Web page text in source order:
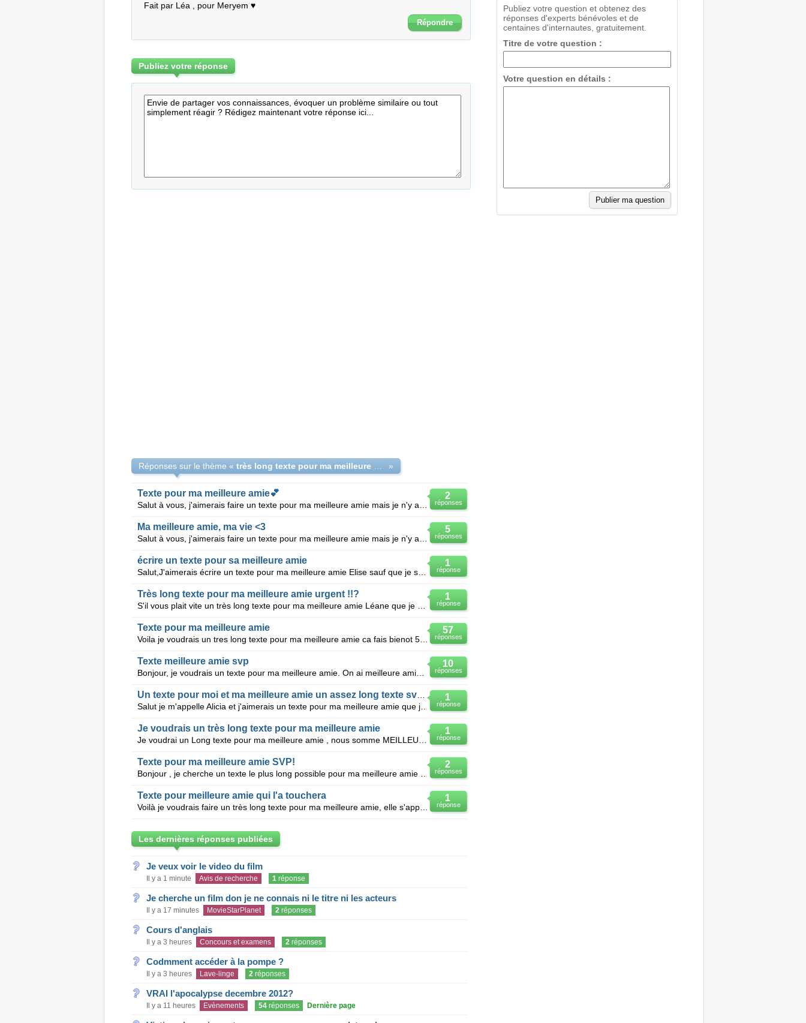
Fait par Léa , pour Meryem ♥
Répondre
Publiez votre réponse
Réponses sur le thème « »
2
réponses
Texte pour ma meilleure amie💕
5
réponses
Ma meilleure amie, ma vie <3
1
réponse
écrire un texte pour sa meilleure amie
Salut,J'aimerais écrire un texte pour ma meilleure amie Elise sauf que je suis trés nul en long text
1
réponse
Très long texte pour ma meilleure amie urgent !!?
57
réponses
Texte pour ma meilleure amie
Voila je voudrais un tres long texte pour ma meilleure amie ca fais bienot 5 ans quue je la connais
10
réponses
Texte meilleure amie svp
Bonjour, je voudrais un texte pour ma meilleure amie. On ai meilleure amie depuis le 11/08/14 mais
1
réponse
Un texte pour moi et ma meilleure amie un assez long texte svp :)
Salut je m'appelle Alicia et j'aimerais un texte pour ma meilleure amie que j'adore trop, Eloane. Je
1
réponse
Je voudrais un très long texte pour ma meilleure amie
2
réponses
Texte pour ma meilleure amie SVP!
1
réponse
Texte pour meilleure amie qui l'a touchera
Voilà je voudrais faire un très long texte pour ma meilleure amie, elle s'appelle naomie et sa fais
Les dernières réponses publiées
Je veux voir le video du film
Il y a 1 minute Avis de recherche 1réponse
Je cherche un film don je ne connais ni le titre ni les acteurs
Il y a 17 minutes MovieStarPlanet 2réponses
Cours d'anglais
Il y a 3 heures Concours et examens 2réponses
Codmment accéder à la pompe ?
Il y a 3 heures Lave-linge 2réponses
VRAI l'apocalypse decembre 2012?
Il y a 11 heures Evènements 54réponses Dernière page
Publiez votre question et obtenez des
réponses d'experts bénévoles et de
centaines d'internautes, gratuitement.
Titre de votre question :
Votre question en détails :